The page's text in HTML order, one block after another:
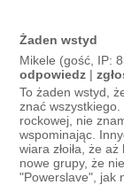
Żaden wstyd
Mikele (gość, IP:
odpowiedz |
To żaden wstyd,
znać
rockowej, nie
wspominając.
wiara złoiła, że
nowe grupy, że
"Powerslave", jak